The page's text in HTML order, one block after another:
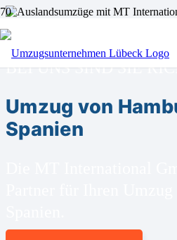
BEI UNS SIND SIE
Umzug von
Spanien